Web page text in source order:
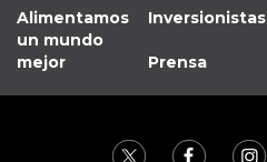
Alimentamos
un mundo
mejor
Inversionistas
Prensa